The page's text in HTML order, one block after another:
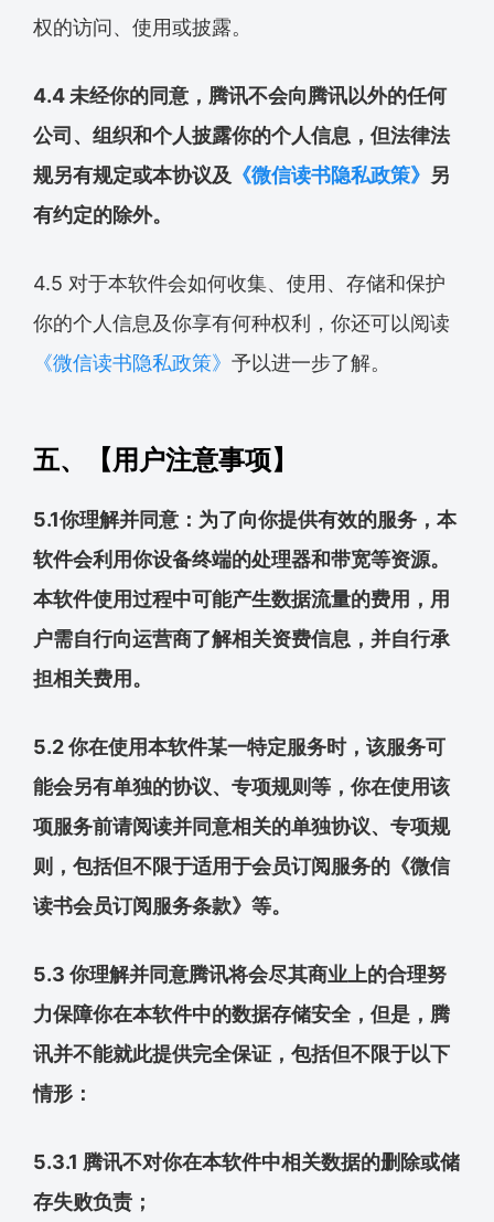
权的访问、使用或披露。
4.4 未经你的同意，腾讯不会向腾讯以外的任何
公司、组织和个人披露你的个人信息，但法律法
规另有规定或本协议及 《微信读书隐私政策》 另
有约定的除外。
4.5 对于本软件会如何收集、使用、存储和保护
你的个人信息及你享有何种权利，你还可以阅读
《微信读书隐私政策》 予以进一步了解。
五、【用户注意事项】
5.1你理解并同意：为了向你提供有效的服务，本
软件会利用你设备终端的处理器和带宽等资源。
本软件使用过程中可能产生数据流量的费用，用
户需自行向运营商了解相关资费信息，并自行承
担相关费用。
5.2 你在使用本软件某一特定服务时，该服务可
能会另有单独的协议、专项规则等，你在使用该
项服务前请阅读并同意相关的单独协议、专项规
则，包括但不限于适用于会员订阅服务的《微信
读书会员订阅服务条款》等。
5.3 你理解并同意腾讯将会尽其商业上的合理努
力保障你在本软件中的数据存储安全，但是，腾
讯并不能就此提供完全保证，包括但不限于以下
情形：
5.3.1 腾讯不对你在本软件中相关数据的删除或储
存失败负责；